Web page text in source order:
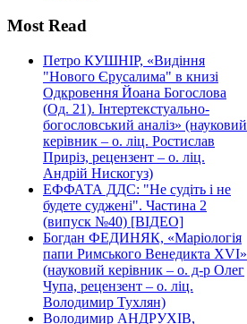
Most Read
Петро КУШНІР, «Видіння
"Нового Єрусалима" в книзі
Одкровення Йоана Богослова
(Од. 21). Інтертекстуально-
богословський аналіз» (науковий
керівник – о. ліц. Ростислав
Приріз, рецензент – о. ліц.
Андрій Нискогуз)
ЕФФАТА ДДС: "Не судіть і не
будете суджені". Частина 2
(випуск №40) [ВІДЕО]
Богдан ФЕДИНЯК, «Маріологія
папи Римського Венедикта XVI»
(науковий керівник – о. д-р Олег
Чупа, рецензент – о. ліц.
Володимир Тухлян)
Володимир АНДРУХІВ,